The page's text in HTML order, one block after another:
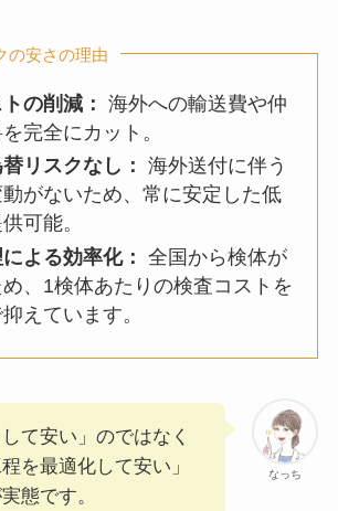
の安さの理由
の削減：
海外への輸送費や仲
完全にカット。
リスクなし： 海外送付に伴う
がないため、常に安定した低
可能。
よる効率化： 全国から検体が
、1検体あたりの検査コストを
えています。
なっち
して安い」のではなく
程を最適化して安い」
態です。